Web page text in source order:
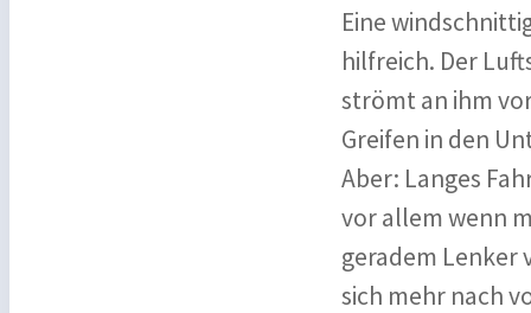
Eine
hilfreich. Der
strömt an ihm
Greifen in den
Aber: Langes
vor allem wenn
geradem Lenker
sich mehr nach